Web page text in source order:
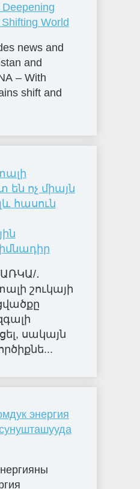
World
news and
and
– With
shift and
են ոչ միայն
հասուն
․
շուկայի
սակայն
энергия